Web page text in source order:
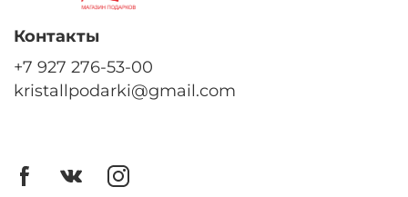
Контакты
+7 927 276-53-00
kristallpodarki@gmail.com